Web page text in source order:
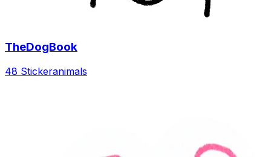
TheDogBook
48 Stickeranimals